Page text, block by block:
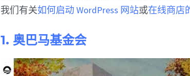
我们有关如何启动 WordPress 网站或在线商店
1. 奥巴马基金会